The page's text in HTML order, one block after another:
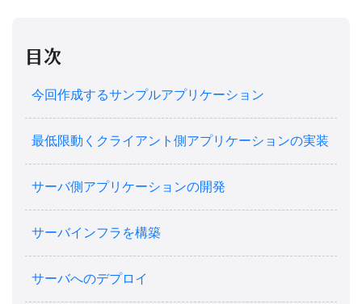
目次
今回作成するサンプルアプリケーション
最低限動くクライアント側アプリケーションの実装
サーバ側アプリケーションの開発
サーバインフラを構築
サーバへのデプロイ